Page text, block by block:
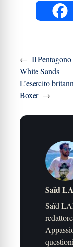
← Il
White Sands
L’esercito
Boxer →
Saïd
Saïd